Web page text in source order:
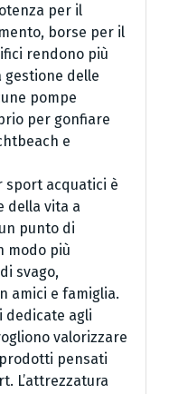
per il
borse per il
rendono più
gestione delle
pompe
per gonfiare
e
sport acquatici è
della vita a
punto di
modo più
svago,
amici e famiglia.
dedicate agli
valorizzare
pensati
L’attrezzatura